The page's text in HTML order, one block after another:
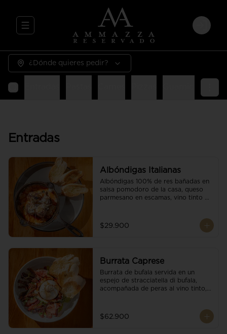
Abrir menu de navegación Login
¿Dónde quieres pedir?
Entradas
Albóndigas Italianas
Albóndigas 100% de res bañadas en
salsa pomodoro de la casa, queso
parmesano en escamas, vino tinto y
$29.900
Burrata Caprese
Burrata de bufala servida en un
espejo de stracciatella di bufala,
acompañada de peras al vino tinto,
pesto y reducción de balsámico.
$62.900